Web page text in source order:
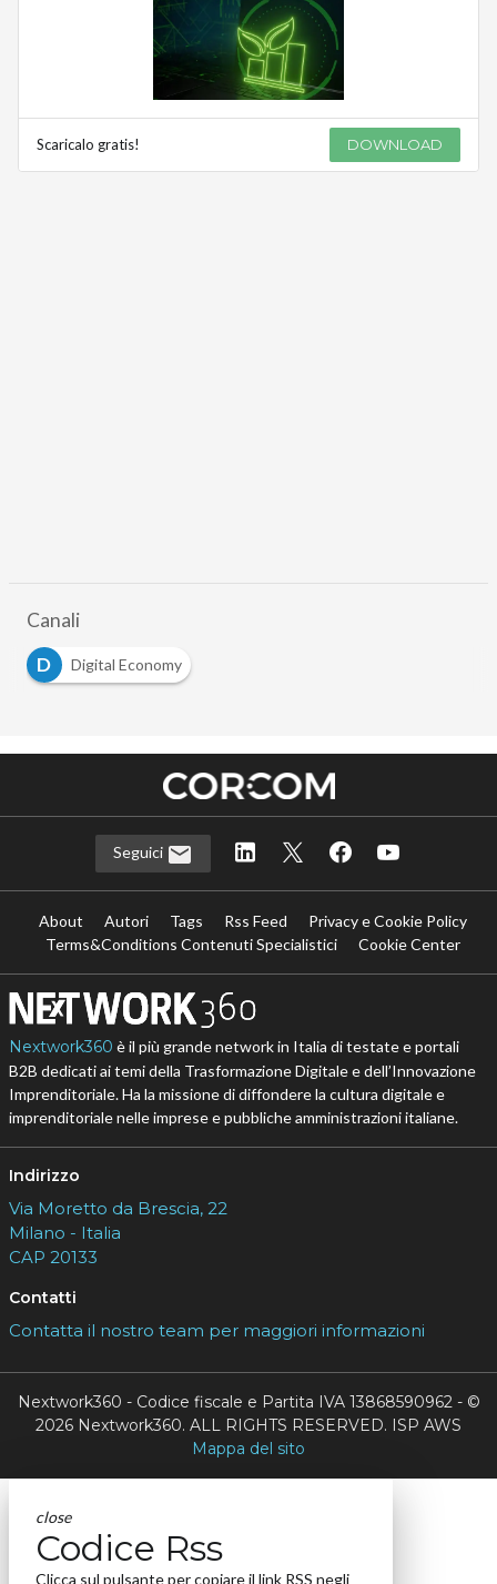
Scaricalo gratis! DOWNLOAD
Canali
D
Digital Economy
Seguici
About Autori Tags Rss Feed
Privacy e Cookie Policy
Terms&Conditions Contenuti Specialistici
Cookie Center
Nextwork360 è il più grande network in Italia di testate e portali
B2B dedicati ai temi della Trasformazione Digitale e dell’Innovazione
Imprenditoriale. Ha la missione di diffondere la cultura digitale e
imprenditoriale nelle imprese e pubbliche amministrazioni italiane.
Indirizzo
Via Moretto da Brescia, 22
Milano - Italia
CAP 20133
Contatti
Contatta il nostro team per maggiori informazioni
Nextwork360 - Codice fiscale e Partita IVA 13868590962 - ©
2026 Nextwork360. ALL RIGHTS RESERVED. ISP AWS
Mappa del sito
close
Codice Rss
Clicca sul pulsante per copiare il link RSS negli